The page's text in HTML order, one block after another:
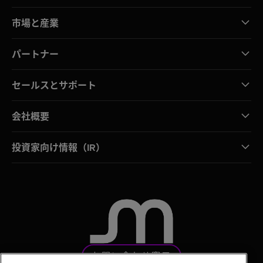
市場と産業
パートナー
セールスとサポート
会社概要
投資家向け情報（IR）
お問い合わせ窓口